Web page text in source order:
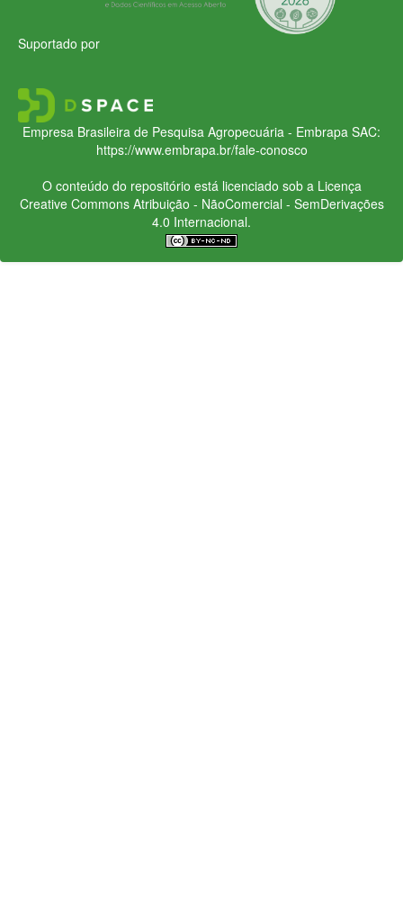
Suportado por
Empresa Brasileira de Pesquisa Agropecuária - Embrapa SAC:
https://www.embrapa.br/fale-conosco
O conteúdo do repositório está licenciado sob a Licença
Creative CommonsAtribuição - NãoComercial - SemDerivações
4.0 Internacional.